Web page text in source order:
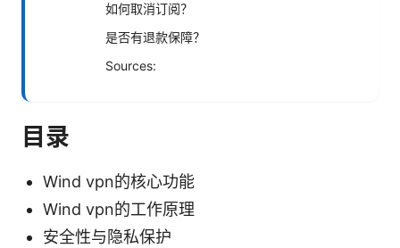
如何取消订阅？
是否有退款保障？
Sources:
目录
Wind vpn的核心功能
Wind vpn的工作原理
安全性与隐私保护